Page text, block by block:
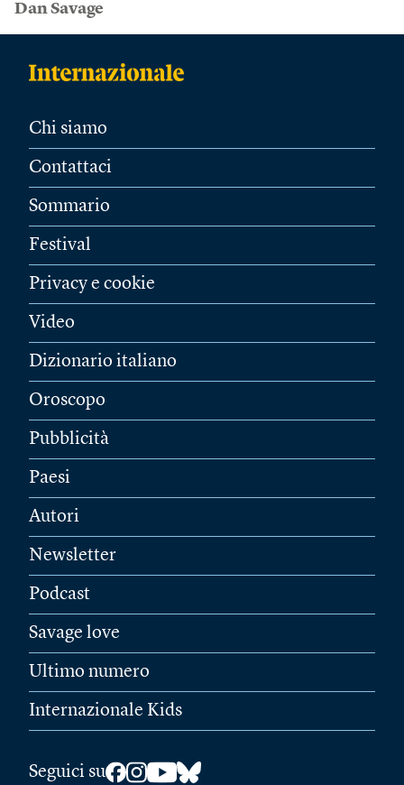
Dan Savage
Chi siamo
Contattaci
Sommario
Festival
Privacy e cookie
Video
Dizionario italiano
Oroscopo
Pubblicità
Paesi
Autori
Newsletter
Podcast
Savage love
Ultimo numero
Internazionale Kids
Seguici su